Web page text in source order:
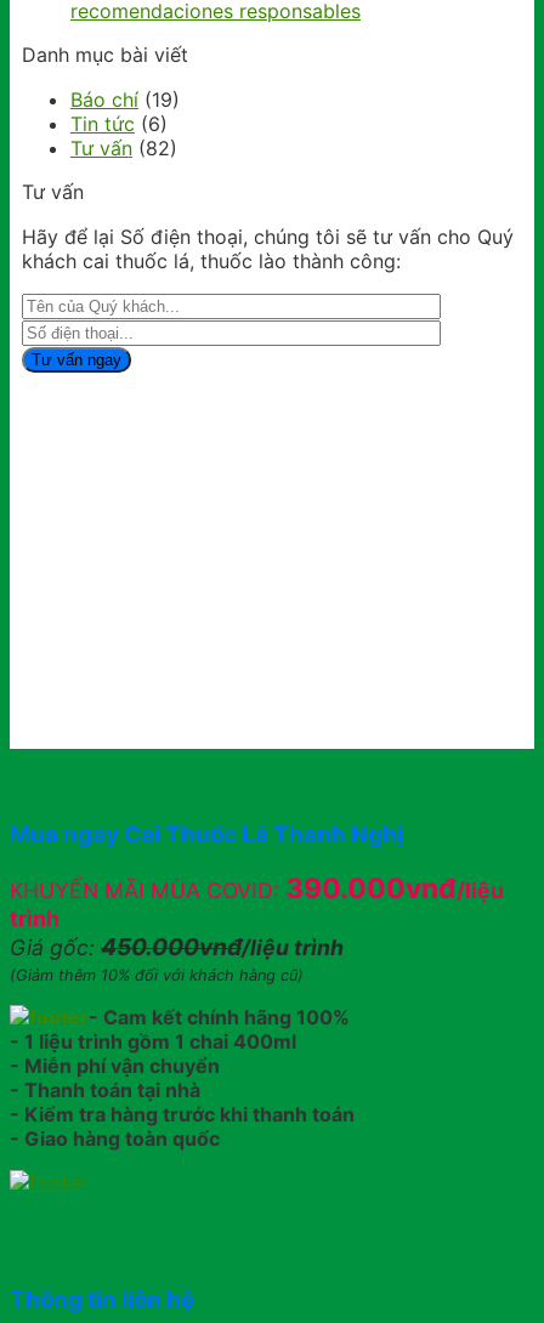
recomendaciones responsables
Danh mục bài viết
Báo chí (19)
Tin tức (6)
Tư vấn (82)
Tư vấn
Hãy để lại Số điện thoại, chúng tôi sẽ tư vấn cho Quý
khách cai thuốc lá, thuốc lào thành công:
Mua ngay Cai Thuốc Lá Thanh Nghị
KHUYẾN MÃI MÙA COVID: 390.000vnđ/liệu
trình
Giá gốc: 450.000vnđ/liệu trình
(Giảm thêm 10% đối với khách hàng cũ)
- Cam kết chính hãng 100%
- 1 liệu trình gồm 1 chai 400ml
- Miễn phí vận chuyển
- Thanh toán tại nhà
- Kiểm tra hàng trước khi thanh toán
- Giao hàng toàn quốc
Thông tin liên hệ